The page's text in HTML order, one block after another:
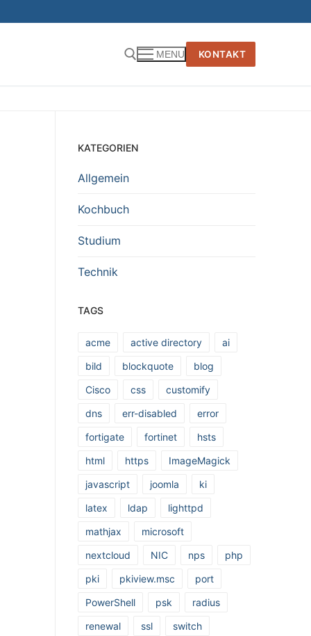
MENU KONTAKT
KATEGORIEN
Allgemein
Kochbuch
Studium
Technik
TAGS
acme active directory
ai
bild
blockquote
blog
Cisco
css
customify
dns
err-disabled
error
fortigate
fortinet
hsts
html
https
ImageMagick
javascript
joomla
ki
latex
ldap
lighttpd
mathjax
microsoft
nextcloud
NIC nps
php
pki
pkiview.msc
port
PowerShell
psk
radius
renewal
ssl
switch